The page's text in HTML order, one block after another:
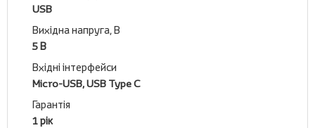
USB
Вихідна напруга, В
5 В
Вхідні інтерфейси
Micro-USB, USB Type C
Гарантія
1 рік